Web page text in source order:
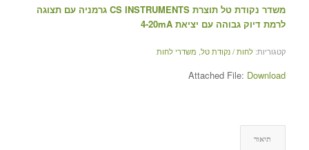
משדר נקודת טל תוצרת CS INSTRUMENTS גרמניה עם תצוגה
לרמת דיוק גבוהה עם יציאת 4-20mA
קטגוריות: לחות / נקודת טל, משדרי לחות
Attached File: Download
תיאור